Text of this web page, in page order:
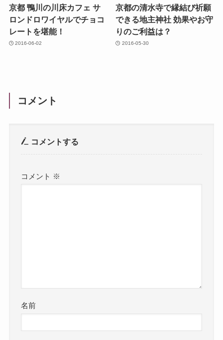
京都 鴨川の川床カフェ サ
ロンドロワイヤルでチョコ
レートを堪能！
2016-06-02
京都の清水寺で縁結び祈願
できる地主神社 効果やお守
りのご利益は？
2016-05-30
コメント
コメントする
コメント ※
名前